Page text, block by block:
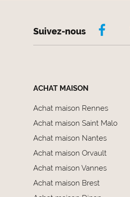
Suivez-nous
ACHAT MAISON
Achat maison Rennes
Achat maison Saint Malo
Achat maison Nantes
Achat maison Orvault
Achat maison Vannes
Achat maison Brest